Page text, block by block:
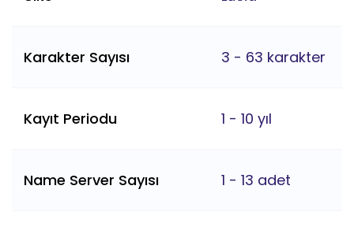
Karakter Sayısı 3 - 63 karakter
Kayıt Periodu 1 - 10 yıl
Name Server Sayısı 1 - 13 adet